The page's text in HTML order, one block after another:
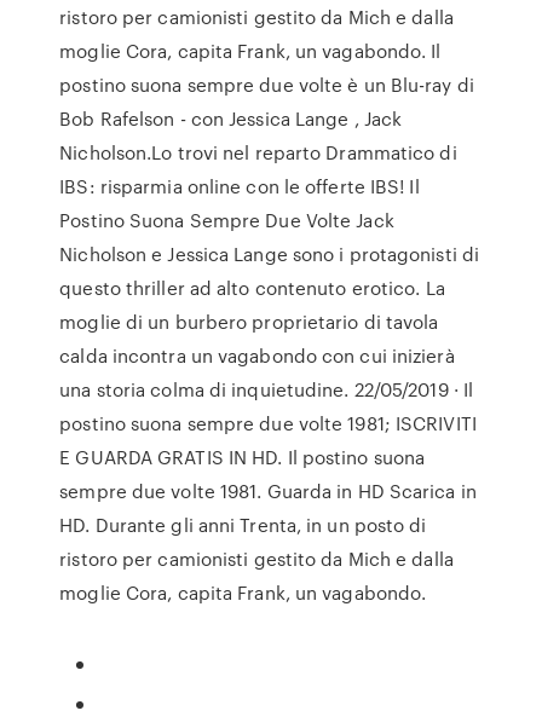
ristoro per camionisti gestito da Mich e dalla
moglie Cora, capita Frank, un vagabondo. Il
postino suona sempre due volte è un Blu-ray di
Bob Rafelson - con Jessica Lange , Jack
Nicholson.Lo trovi nel reparto Drammatico di
IBS: risparmia online con le offerte IBS! Il
Postino Suona Sempre Due Volte Jack
Nicholson e Jessica Lange sono i protagonisti di
questo thriller ad alto contenuto erotico. La
moglie di un burbero proprietario di tavola
calda incontra un vagabondo con cui inizierà
una storia colma di inquietudine. 22/05/2019 · Il
postino suona sempre due volte 1981; ISCRIVITI
E GUARDA GRATIS IN HD. Il postino suona
sempre due volte 1981. Guarda in HD Scarica in
HD. Durante gli anni Trenta, in un posto di
ristoro per camionisti gestito da Mich e dalla
moglie Cora, capita Frank, un vagabondo.